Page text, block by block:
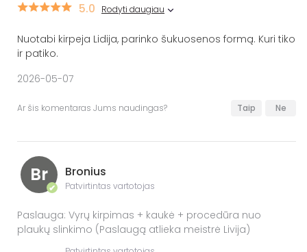
5.0 Rodyti daugiau
Nuotabi kirpeja Lidija, parinko šukuosenos formą. Kuri tiko
ir patiko.
2026-05-07
Ar šis komentaras Jums naudingas? Taip Ne
Br
✔
Bronius
Patvirtintas vartotojas
Paslauga: Vyrų kirpimas + kaukė + procedūra nuo
plaukų slinkimo (Paslaugą atlieka meistrė Livija)